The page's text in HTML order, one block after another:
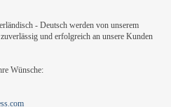
- Deutsch werden von unserem
und erfolgreich an unsere Kunden
Wünsche: